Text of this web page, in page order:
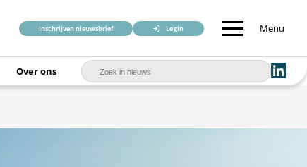
Inschrijven nieuwsbrief Login Menu
Over ons